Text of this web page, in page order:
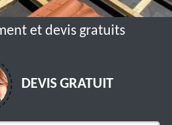
et devis gratuits
DEVIS GRATUIT